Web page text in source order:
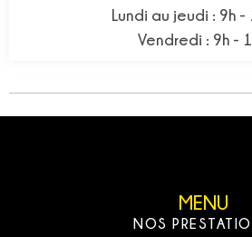
Lundi au jeudi : 9h -
Vendredi : 9h -
MENU
NOS